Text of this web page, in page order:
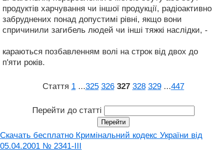
продуктів харчування чи іншої продукції, радіоактивно
забруднених понад допустимі рівні, якщо вони
спричинили загибель людей чи інші тяжкі наслідки, -
караються позбавленням волі на строк від двох до
п'яти років.
Стаття 1 ...325 326 327 328 329 ...447
Перейти до статті
Скачать бесплатно Кримінальний кодекс України від
05.04.2001 № 2341-III